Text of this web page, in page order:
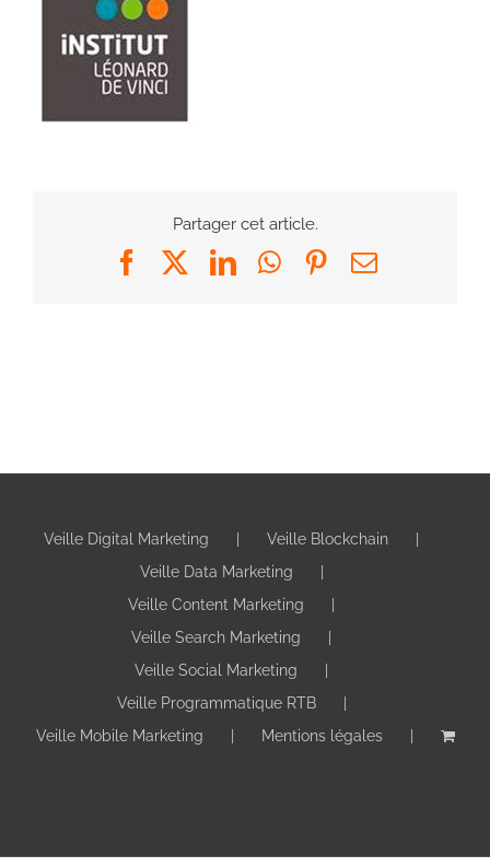
Partager cet article.
FacebookLinkedInWhatsApp
Pinterest
Email
Veille Digital Marketing
Veille Blockchain
Veille Data Marketing
Veille Content Marketing
Veille Search Marketing
Veille Social Marketing
Veille Programmatique RTB
Veille Mobile Marketing
Mentions légales